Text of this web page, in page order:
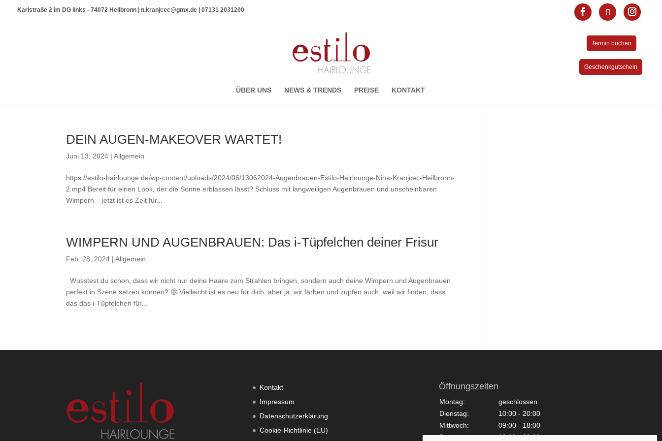
Karlstraße 2 im DG links - 74072 Heilbronn | n.kranjcec@gmx.de | 07131 2031200
Termin buchen
Geschenkgutschein
ÜBER UNS NEWS & TRENDS PREISE KONTAKT
DEIN AUGEN-MAKEOVER WARTET!
Juni 13, 2024 |Allgemein
https://estilo-hairlounge.de/wp-content/uploads/2024/06/13062024-Augenbrauen-Estilo-Hairlounge-Nina-Kranjcec-Heilbronn-
2.mp4 Bereit für einen Look, der die Sonne erblassen lässt? Schluss mit langweiligen Augenbrauen und unscheinbaren
Wimpern – jetzt ist es Zeit für...
WIMPERN UND AUGENBRAUEN: Das i-Tüpfelchen deiner Frisur
Feb. 28, 2024 |Allgemein
Wusstest du schon, dass wir nicht nur deine Haare zum Strahlen bringen, sondern auch deine Wimpern und Augenbrauen
perfekt in Szene setzen können? 🤩 Vielleicht ist es neu für dich, aber ja, wir färben und zupfen auch, weil wir finden, dass
das das i-Tüpfelchen für...
Kontakt
Impressum
Datenschutzerklärung
Cookie-Richtlinie (EU)
Öffnungszeiten
Montag:
geschlossen
Dienstag:
10:00 - 20:00
Mittwoch:
09:00 - 18:00
Donnerstag:
10:00 - 20:00